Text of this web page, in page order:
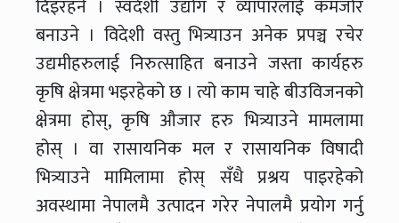
दिइरहने । स्वदेशी उद्योग र व्यापारलाई कमजोर
बनाउने । विदेशी वस्तु भित्र्याउन अनेक प्रपञ्च रचेर
उद्यमीहरुलाई निरुत्साहित बनाउने जस्ता कार्यहरु
कृषि क्षेत्रमा भइरहेको छ । त्यो काम चाहे बीउविजनको
क्षेत्रमा होस्, कृषि औजार हरु भित्र्याउने मामलामा
होस् । वा रासायनिक मल र रासायनिक विषादी
भित्र्याउने मामिलामा होस् सँधै प्रश्रय पाइरहेको
अवस्थामा नेपालमै उत्पादन गरेर नेपालमै प्रयोग गर्नु